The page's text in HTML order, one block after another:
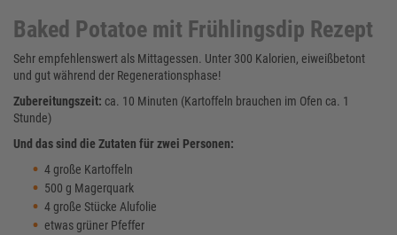
Baked Potatoe mit Frühlingsdip Rezept
Sehr empfehlenswert als Mittagessen. Unter 300 Kalorien, eiweißbetont
und gut während der Regenerationsphase!
Zubereitungszeit: ca. 10 Minuten (Kartoffeln brauchen im Ofen ca. 1
Stunde)
Und das sind die Zutaten für zwei Personen:
4 große Kartoffeln
500 g Magerquark
4 große Stücke Alufolie
etwas grüner Pfeffer